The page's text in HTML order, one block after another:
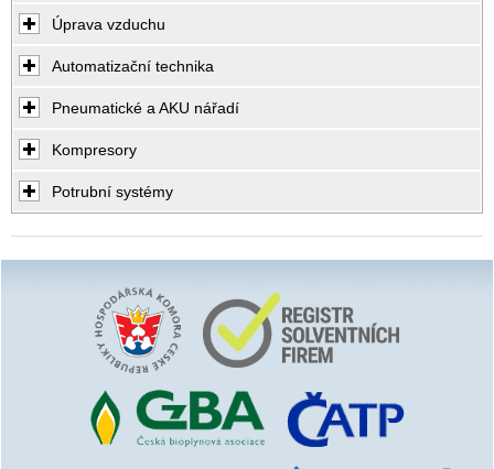
Úprava vzduchu
Automatizační technika
Pneumatické a AKU nářadí
Kompresory
Potrubní systémy